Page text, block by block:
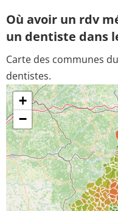
Où avoir un rdv
un dentiste dans
Carte des communes
dentistes.
+
−